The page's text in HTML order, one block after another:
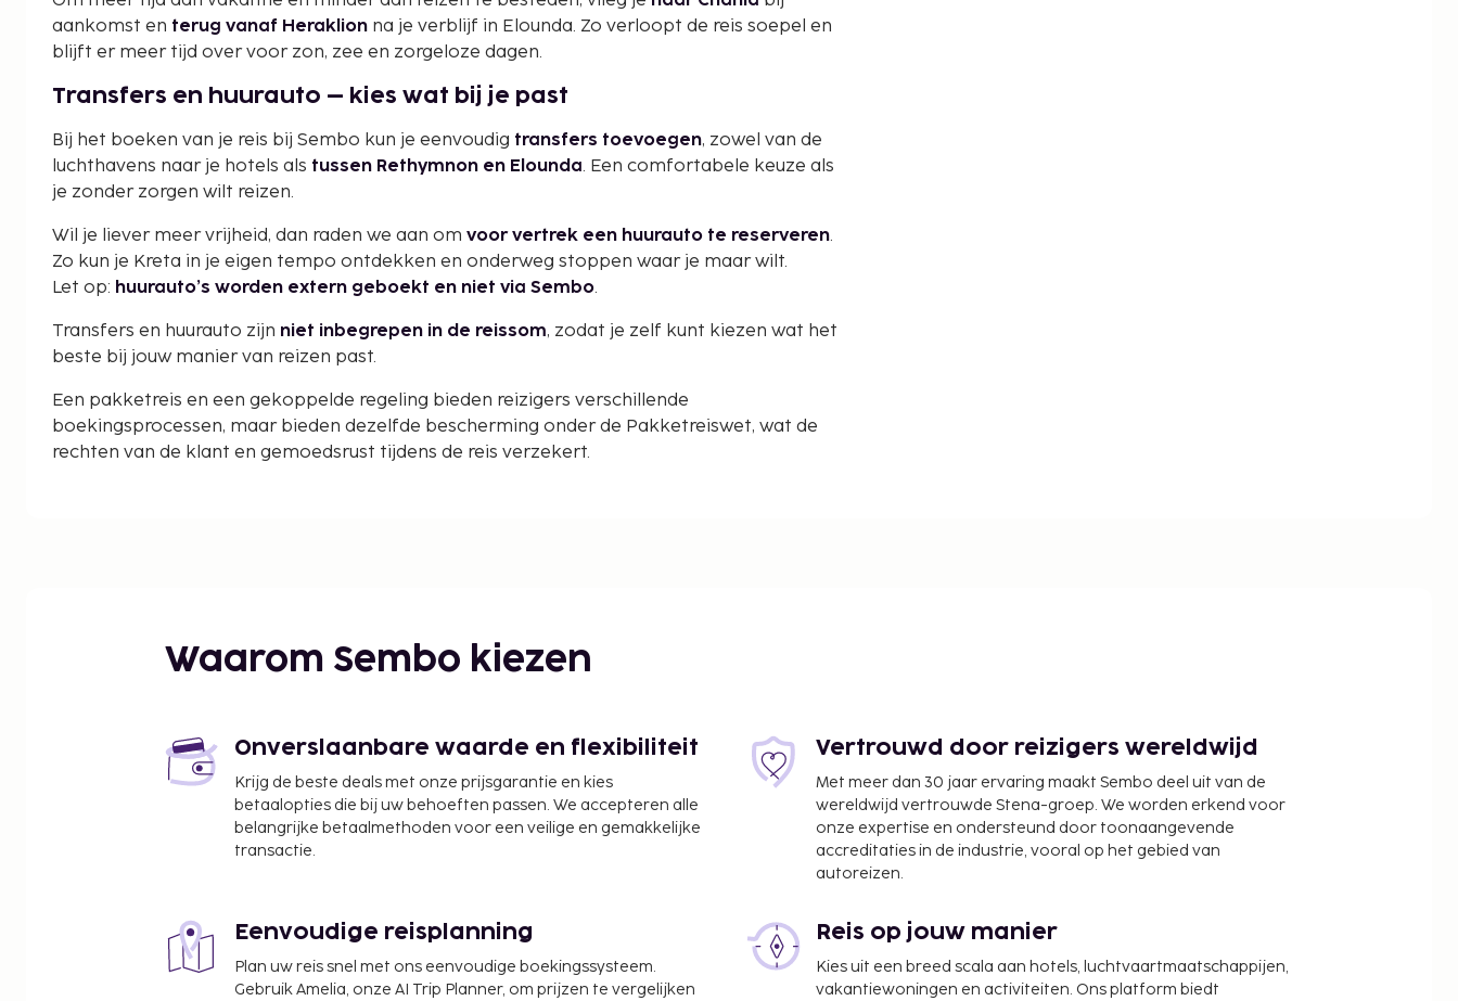
aankomst en terug vanaf Heraklion na je verblijf in Elounda. Zo verloopt de reis soepel en
blijft er meer tijd over voor zon, zee en zorgeloze dagen.
Transfers en huurauto – kies wat bij je past
Bij het boeken van je reis bij Sembo kun je eenvoudig transfers toevoegen, zowel van de
luchthavens naar je hotels als tussen Rethymnon en Elounda. Een comfortabele keuze als
je zonder zorgen wilt reizen.
Wil je liever meer vrijheid, dan raden we aan om voor vertrek een huurauto te reserveren.
Zo kun je Kreta in je eigen tempo ontdekken en onderweg stoppen waar je maar wilt.
Let op: huurauto’s worden extern geboekt en niet via Sembo.
Transfers en huurauto zijn niet inbegrepen in de reissom, zodat je zelf kunt kiezen wat het
beste bij jouw manier van reizen past.
Een pakketreis en een gekoppelde regeling bieden reizigers verschillende
boekingsprocessen, maar bieden dezelfde bescherming onder de Pakketreiswet, wat de
rechten van de klant en gemoedsrust tijdens de reis verzekert.
Waarom Sembo kiezen
Onverslaanbare waarde en flexibiliteit
Krijg de beste deals met onze prijsgarantie en kies
betaalopties die bij uw behoeften passen. We accepteren alle
belangrijke betaalmethoden voor een veilige en gemakkelijke
transactie.
Vertrouwd door reizigers wereldwijd
Met meer dan 30 jaar ervaring maakt Sembo deel uit van de
wereldwijd vertrouwde Stena-groep. We worden erkend voor
onze expertise en ondersteund door toonaangevende
accreditaties in de industrie, vooral op het gebied van
autoreizen.
Eenvoudige reisplanning
Plan uw reis snel met ons eenvoudige boekingssysteem.
Gebruik Amelia, onze AI Trip Planner, om prijzen te vergelijken
Reis op jouw manier
Kies uit een breed scala aan hotels, luchtvaartmaatschappijen,
vakantiewoningen en activiteiten. Ons platform biedt